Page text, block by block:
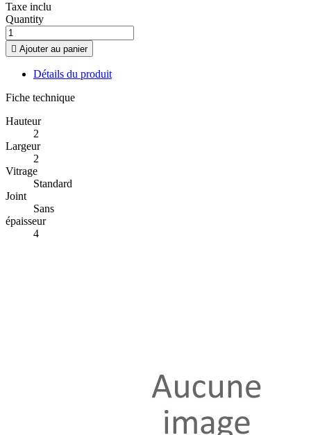
Taxe inclu
Quantity
 Ajouter au panier
Détails du produit
Fiche technique
Hauteur
2
Largeur
2
Vitrage
Standard
Joint
Sans
épaisseur
4